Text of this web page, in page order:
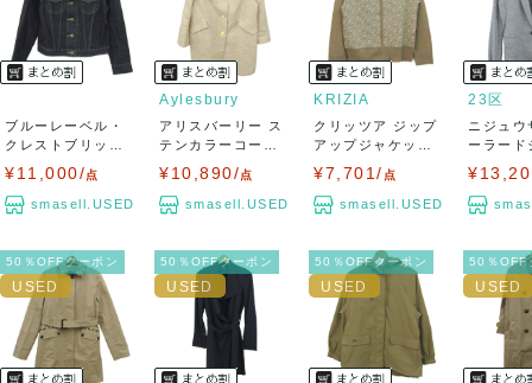
ブルーレーベル・
クレストブリッジ
ト...
¥11,000/点
smasell.USED
Aylesbury
アリスバーリー ス
テンカラーコート
¥10,890/点
smasell.USED
KRIZIA
クリッツア ジップ
アップジャケット
¥7,701/ 点
smasell.USED
23区
ニジュ
ーラード
50％OFFクーポン 50％OFFクーポン 50％OFFクーポン 50％OFF